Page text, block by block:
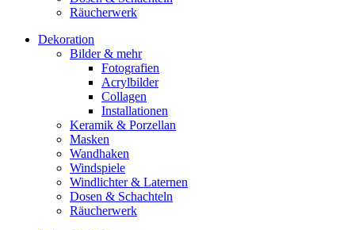
Räucherwerk
Dekoration
Bilder & mehr
Fotografien
Acrylbilder
Collagen
Installationen
Keramik & Porzellan
Masken
Wandhaken
Windspiele
Windlichter & Laternen
Dosen & Schachteln
Räucherwerk